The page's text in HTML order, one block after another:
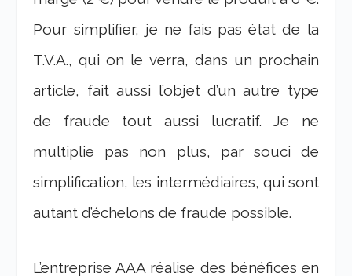
Pour simplifier, je ne fais pas état de la
T.V.A., qui on le verra, dans un prochain
article, fait aussi l’objet d’un autre type
de fraude tout aussi lucratif. Je ne
multiplie pas non plus, par souci de
simplification, les intermédiaires, qui sont
autant d’échelons de fraude possible.
L’entreprise AAA réalise des bénéfices en